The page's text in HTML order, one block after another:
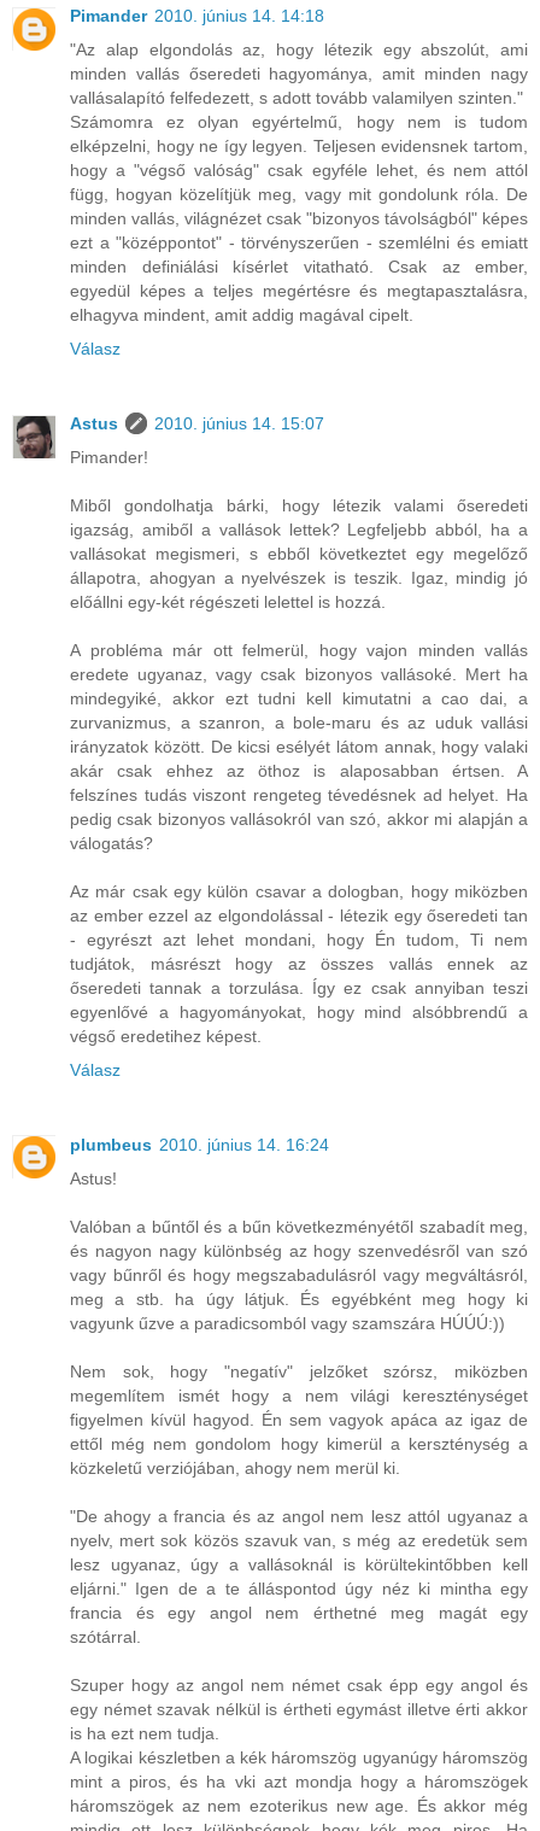
Pimander 2010. június 14. 14:18
"Az alap elgondolás az, hogy létezik egy abszolút, ami
minden vallás őseredeti hagyománya, amit minden nagy
vallásalapító felfedezett, s adott tovább valamilyen szinten."
Számomra ez olyan egyértelmű, hogy nem is tudom
elképzelni, hogy ne így legyen. Teljesen evidensnek tartom,
hogy a "végső valóság" csak egyféle lehet, és nem attól
függ, hogyan közelítjük meg, vagy mit gondolunk róla. De
minden vallás, világnézet csak "bizonyos távolságból" képes
ezt a "középpontot" - törvényszerűen - szemlélni és emiatt
minden definiálási kísérlet vitatható. Csak az ember,
egyedül képes a teljes megértésre és megtapasztalásra,
elhagyva mindent, amit addig magával cipelt.
Válasz
Astus
2010. június 14. 15:07
Pimander!
Miből gondolhatja bárki, hogy létezik valami őseredeti
igazság, amiből a vallások lettek? Legfeljebb abból, ha a
vallásokat megismeri, s ebből következtet egy megelőző
állapotra, ahogyan a nyelvészek is teszik. Igaz, mindig jó
előállni egy-két régészeti lelettel is hozzá.
A probléma már ott felmerül, hogy vajon minden vallás
eredete ugyanaz, vagy csak bizonyos vallásoké. Mert ha
mindegyiké, akkor ezt tudni kell kimutatni a cao dai, a
zurvanizmus, a szanron, a bole-maru és az uduk vallási
irányzatok között. De kicsi esélyét látom annak, hogy valaki
akár csak ehhez az öthoz is alaposabban értsen. A
felszínes tudás viszont rengeteg tévedésnek ad helyet. Ha
pedig csak bizonyos vallásokról van szó, akkor mi alapján a
válogatás?
Az már csak egy külön csavar a dologban, hogy miközben
az ember ezzel az elgondolással - létezik egy őseredeti tan
- egyrészt azt lehet mondani, hogy Én tudom, Ti nem
tudjátok, másrészt hogy az összes vallás ennek az
őseredeti tannak a torzulása. Így ez csak annyiban teszi
egyenlővé a hagyományokat, hogy mind alsóbbrendű a
végső eredetihez képest.
Válasz
plumbeus 2010. június 14. 16:24
Astus!
Valóban a bűntől és a bűn következményétől szabadít meg,
és nagyon nagy különbség az hogy szenvedésről van szó
vagy bűnről és hogy megszabadulásról vagy megváltásról,
meg a stb. ha úgy látjuk. És egyébként meg hogy ki
vagyunk űzve a paradicsomból vagy szamszára HÚÚÚ:))
Nem sok, hogy "negatív" jelzőket szórsz, miközben
megemlítem ismét hogy a nem világi kereszténységet
figyelmen kívül hagyod. Én sem vagyok apáca az igaz de
ettől még nem gondolom hogy kimerül a kerszténység a
közkeletű verziójában, ahogy nem merül ki.
"De ahogy a francia és az angol nem lesz attól ugyanaz a
nyelv, mert sok közös szavuk van, s még az eredetük sem
lesz ugyanaz, úgy a vallásoknál is körültekintőbben kell
eljárni." Igen de a te álláspontod úgy néz ki mintha egy
francia és egy angol nem érthetné meg magát egy
szótárral.
Szuper hogy az angol nem német csak épp egy angol és
egy német szavak nélkül is értheti egymást illetve érti akkor
is ha ezt nem tudja.
A logikai készletben a kék háromszög ugyanúgy háromszög
mint a piros, és ha vki azt mondja hogy a háromszögek
háromszögek az nem ezoterikus new age. És akkor még